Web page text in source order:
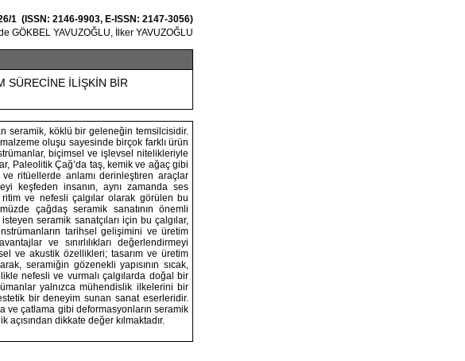
1 (ISSN: 2146-9903, E-ISSN: 2147-3056)
GÖKBEL YAVUZOĞLU, İlker YAVUZOĞLU
SÜRECİNE İLİŞKİN BİR
seramik, köklü bir geleneğin temsilcisidir.
oluşu sayesinde birçok farklı ürün
biçimsel ve işlevsel nitelikleriyle
Paleolitik Çağ’da taş, kemik ve ağaç gibi
ritüellerde anlamı derinleştiren araçlar
keşfeden insanın, aynı zamanda ses
ve nefesli çalgılar olarak görülen bu
çağdaş seramik sanatının önemli
seramik sanatçıları için bu çalgılar,
tarihsel gelişimini ve üretim
ve sınırlılıkları değerlendirmeyi
ve akustik özellikleri; tasarım ve üretim
seramiğin gözenekli yapısının sıcak,
nefesli ve vurmalı çalgılarda doğal bir
yalnızca mühendislik ilkelerini bir
bir deneyim sunan sanat eserleridir.
ve çatlama gibi deformasyonların seramik
dikkate değer kılmaktadır.